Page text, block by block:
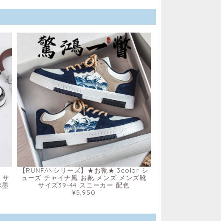
サ
墨
【RUNFANシリーズ】★お靴★ 3color シ
ューズ チャイナ風 お靴 メンズ メンズ靴
サイズ39-44 スニーカー 配色
¥5,950